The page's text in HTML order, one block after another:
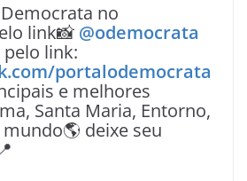
no
link📸 @odemocrata
pelo link:
portalodemocrata
e melhores
Santa Maria, Entorno,
mundo🌎 deixe seu